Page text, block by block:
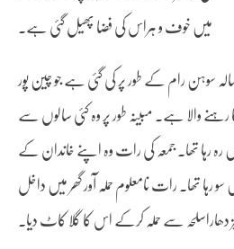
میں خوف و ہراس کی فضا پھیل گئی ہے۔
والے کی شناخت 48 سالہ سوہن رام کے طور پر کی گئی ہے جو چین پور
رہنے والا ہے۔ مبینہ طور پر وہ کئی سالوں سے
رہ رہا تھا۔ جمعہ کی رات وہ اپنے خاندان کے
تھا۔ رات نامعلوم حملہ آور گھر میں داخل
سے حملہ کرکے اس کا گلا کاٹ دیا۔